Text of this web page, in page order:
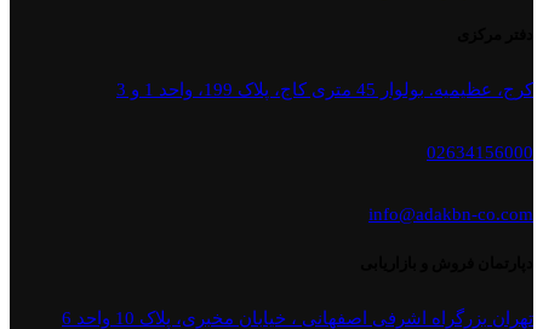
کرج، عظیمیه. بولوار 45 متری کاج، پلاک 199، واحد 1 و 3
02634156000
info@adakbn-co.com
تهران بزرگراه اشرفی اصفهانی ، خیابان مخبری، پلاک 10 واحد 6